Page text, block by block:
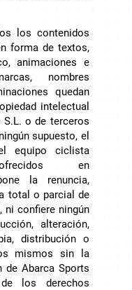
los contenidos
forma de textos,
animaciones e
nombres
quedan
intelectual
o de terceros
supuesto, el
equipo ciclista
en
la renuncia,
total o parcial de
ni confiere ningún
alteración,
distribución o
mismos sin la
de Abarca Sports
los derechos